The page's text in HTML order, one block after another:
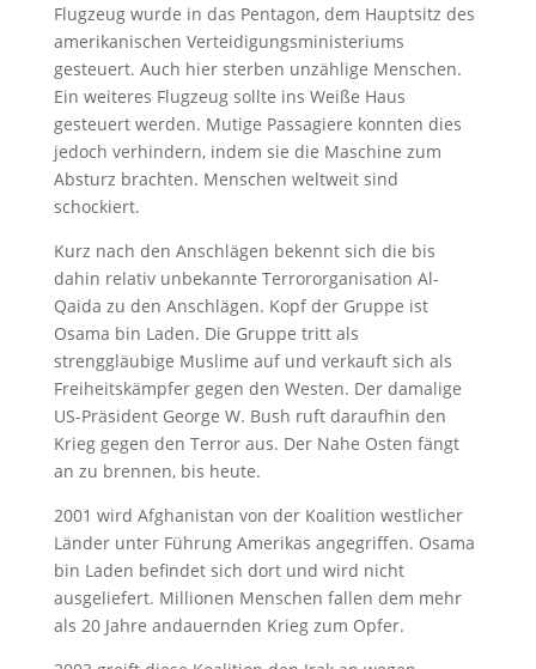
Flugzeug wurde in das Pentagon, dem Hauptsitz des
amerikanischen Verteidigungsministeriums
gesteuert. Auch hier sterben unzählige Menschen.
Ein weiteres Flugzeug sollte ins Weiße Haus
gesteuert werden. Mutige Passagiere konnten dies
jedoch verhindern, indem sie die Maschine zum
Absturz brachten. Menschen weltweit sind
schockiert.
Kurz nach den Anschlägen bekennt sich die bis
dahin relativ unbekannte Terrororganisation Al-
Qaida zu den Anschlägen. Kopf der Gruppe ist
Osama bin Laden. Die Gruppe tritt als
strenggläubige Muslime auf und verkauft sich als
Freiheitskämpfer gegen den Westen. Der damalige
US-Präsident George W. Bush ruft daraufhin den
Krieg gegen den Terror aus. Der Nahe Osten fängt
an zu brennen, bis heute.
2001 wird Afghanistan von der Koalition westlicher
Länder unter Führung Amerikas angegriffen. Osama
bin Laden befindet sich dort und wird nicht
ausgeliefert. Millionen Menschen fallen dem mehr
als 20 Jahre andauernden Krieg zum Opfer.